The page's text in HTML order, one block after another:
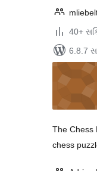
40+
6.8.7
The Chess
chess